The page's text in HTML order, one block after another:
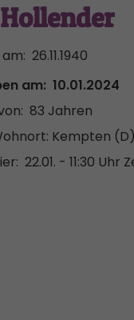
26.11.1940
am: 10.01.2024
83 Jahren
Kempten (D)
22.01. - 11:30 Uhr